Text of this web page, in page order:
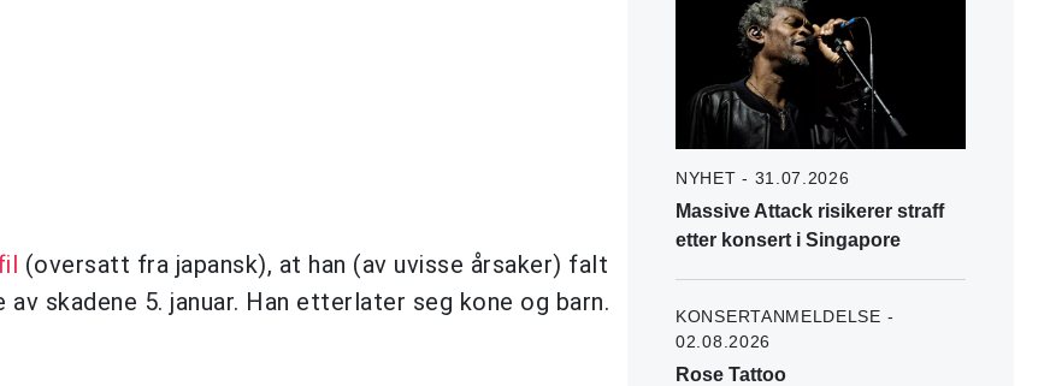
(oversatt fra japansk), at han (av uvisse årsaker) falt
skadene 5. januar. Han etterlater seg kone og barn.
NYHET - 31.07.2026
Massive Attack risikerer straff
etter konsert i Singapore
KONSERTANMELDELSE -
02.08.2026
Rose Tattoo